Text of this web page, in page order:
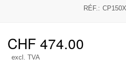
RÉF.:
CHF474.00
excl. TVA